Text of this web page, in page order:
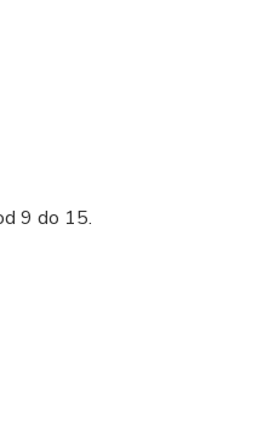
9 do 15.